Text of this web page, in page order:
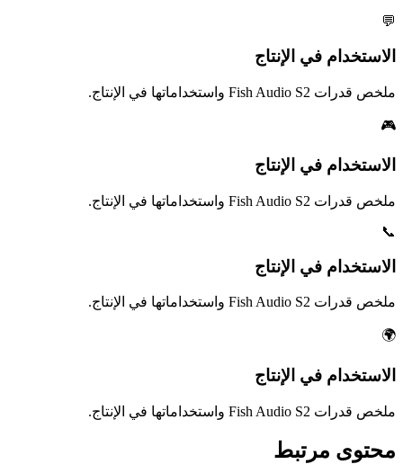
💬
الاستخدام في الإنتاج
ملخص قدرات Fish Audio S2 واستخداماتها في الإنتاج.
🎮
الاستخدام في الإنتاج
ملخص قدرات Fish Audio S2 واستخداماتها في الإنتاج.
📞
الاستخدام في الإنتاج
ملخص قدرات Fish Audio S2 واستخداماتها في الإنتاج.
🌍
الاستخدام في الإنتاج
ملخص قدرات Fish Audio S2 واستخداماتها في الإنتاج.
محتوى مرتبط